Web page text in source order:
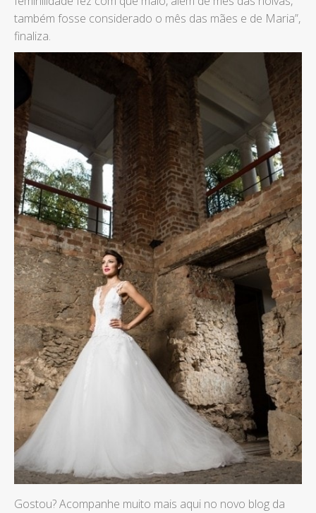
também fosse considerado o mês das mães e de Maria”,
finaliza.
Gostou? Acompanhe muito mais aqui no novo blog da